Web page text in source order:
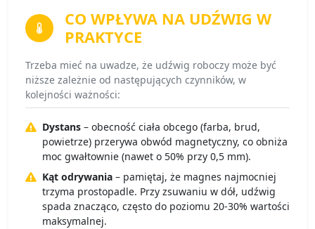
CO WPŁYWA NA UDŹWIG W
PRAKTYCE
Trzeba mieć na uwadze, że udźwig roboczy może być
niższe zależnie od następujących czynników, w
kolejności ważności:
Dystans – obecność ciała obcego (farba, brud,
powietrze) przerywa obwód magnetyczny, co obniża
moc gwałtownie (nawet o 50% przy 0,5 mm).
Kąt odrywania – pamiętaj, że magnes najmocniej
trzyma prostopadle. Przy zsuwaniu w dół, udźwig
spada znacząco, często do poziomu 20-30% wartości
maksymalnej.